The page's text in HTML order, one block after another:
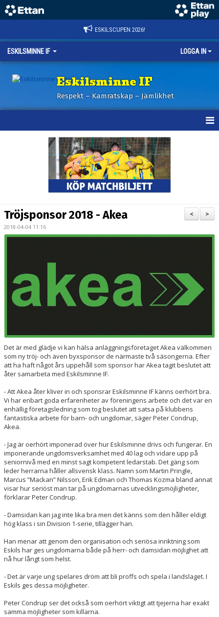
ESKILSCUPEN 2026!
ESKILSMINNE IF LOGGA IN
Eskilsminne IF
Respekt – Kamratskap – Jämlikhet
BILDER ESKILSCUPEN
PARTNERS
DOKUMENT/FILER
ESKILS LOVFOTBOLL
BILJETTER
MEDLEMSFÖRMÅNER
>
<
Tröjsponsor 2018 - Akea
2018-04-04 11:16
Det är med glädje vi kan hälsa anläggningsföretaget Akea välkommen
som ny tröj- och även byxsponsor de närmaste två säsongerna. Efter
att ha haft något års uppehåll som sponsor har Akea tagit beslutet att
åter samarbeta med Eskilsminne IF.
- Att Akea åter kliver in och sponsrar Eskilsminne IF känns oerhört bra.
Vi har enbart goda erfarenheter av föreningens arbete och det var en
enhällig företagsledning som tog beslutet att satsa på klubbens
fantastiska arbete för barn- och ungdomar, säger Peter Condrup,
Akea.
- Jag är oerhört imponerad över hur Eskilsminne drivs och fungerar. En
imponerande ungdomsverksamhet med 40 lag och vidare upp på
seniornivå med en minst sagt kompetent ledarstab. Det gäng som
leder herrarna håller allsvensk klass. Namn som Martin Pringle,
Marcus ”Mackan” Nilsson, Erik Edman och Thomas Kozma bland annat
visar hur seriöst man tar på ungdomarnas utvecklingsmöjligheter,
förklarar Peter Condrup.
- Damsidan kan jag inte lika bra men det känns som den håller eldigt
hög klass i sin Division 1-serie, tillägger han.
Han menar att genom den organisation och seriösa inriktning som
Eskils har ges ungdomarna både på herr- och damsidan möjlighet att
nå hur långt som helst.
- Det är varje ung spelares dröm att bli proffs och spela i landslaget. I
Eskils ges dessa möjligheter.
Peter Condrup ser det också som oerhört viktigt att tjejerna har exakt
samma möjligheter som killarna.